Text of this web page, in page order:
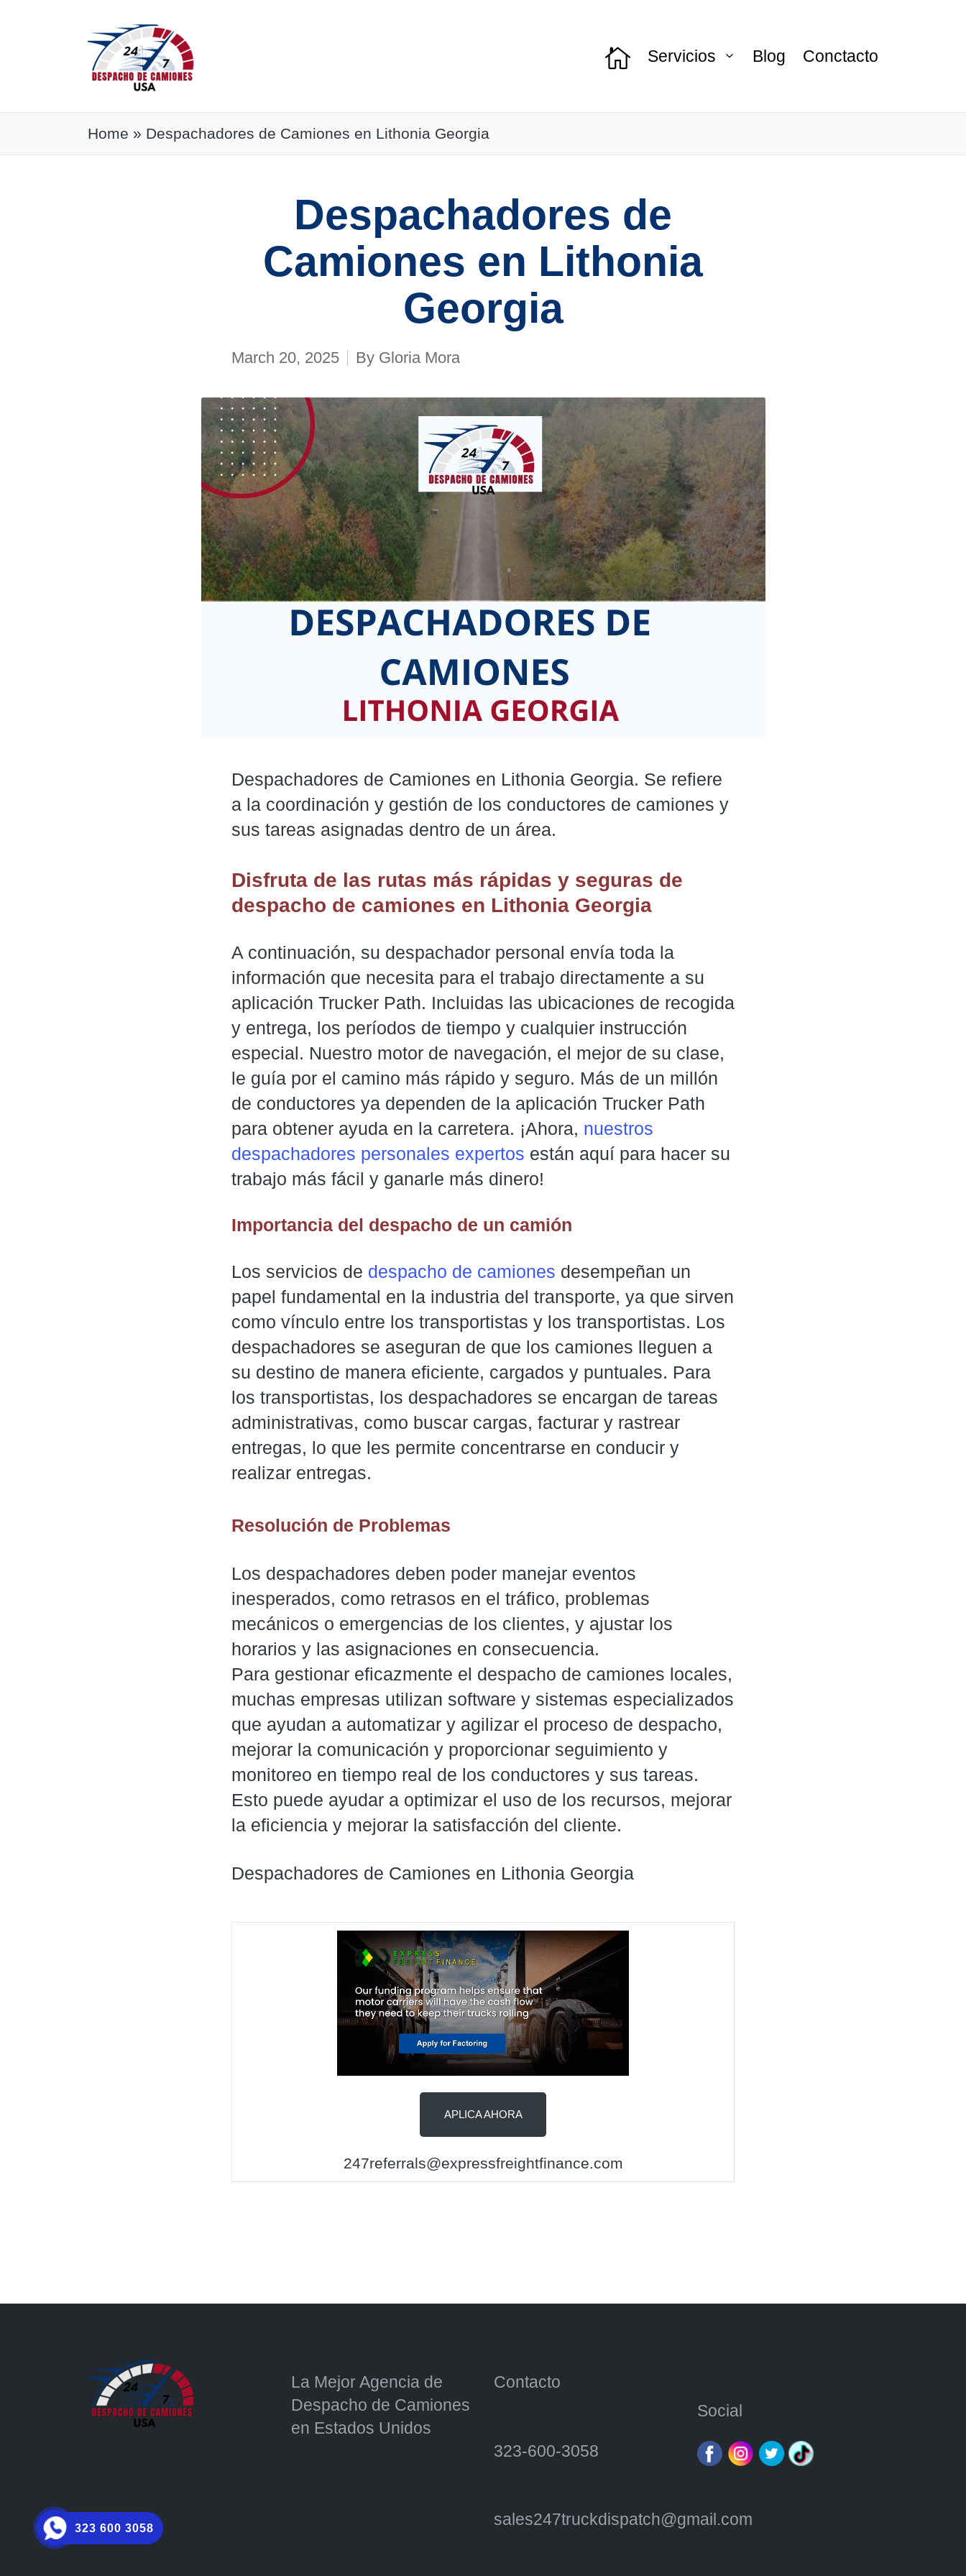
Servicios Blog Conctacto
Home » Despachadores de Camiones en Lithonia Georgia
Despachadores de
Camiones en Lithonia
Georgia
March 20, 2025
Posted
By Gloria Mora
Despachadores de Camiones en Lithonia Georgia. Se refiere
a la coordinación y gestión de los conductores de camiones y
sus tareas asignadas dentro de un área.
Disfruta de las rutas más rápidas y seguras de
despacho de camiones en Lithonia Georgia
A continuación, su despachador personal envía toda la
información que necesita para el trabajo directamente a su
aplicación Trucker Path. Incluidas las ubicaciones de recogida
y entrega, los períodos de tiempo y cualquier instrucción
especial. Nuestro motor de navegación, el mejor de su clase,
le guía por el camino más rápido y seguro. Más de un millón
de conductores ya dependen de la aplicación Trucker Path
para obtener ayuda en la carretera. ¡Ahora, nuestros
despachadores personales expertos están aquí para hacer su
trabajo más fácil y ganarle más dinero!
Importancia del despacho de un camión
Los servicios de despacho de camiones desempeñan un
papel fundamental en la industria del transporte, ya que sirven
como vínculo entre los transportistas y los transportistas. Los
despachadores se aseguran de que los camiones lleguen a
su destino de manera eficiente, cargados y puntuales. Para
los transportistas, los despachadores se encargan de tareas
administrativas, como buscar cargas, facturar y rastrear
entregas, lo que les permite concentrarse en conducir y
realizar entregas.
Resolución de Problemas
Los despachadores deben poder manejar eventos
inesperados, como retrasos en el tráfico, problemas
mecánicos o emergencias de los clientes, y ajustar los
horarios y las asignaciones en consecuencia.
Para gestionar eficazmente el despacho de camiones locales,
muchas empresas utilizan software y sistemas especializados
que ayudan a automatizar y agilizar el proceso de despacho,
mejorar la comunicación y proporcionar seguimiento y
monitoreo en tiempo real de los conductores y sus tareas.
Esto puede ayudar a optimizar el uso de los recursos, mejorar
la eficiencia y mejorar la satisfacción del cliente.
Despachadores de Camiones en Lithonia Georgia
APLICA AHORA
247referrals@expressfreightfinance.com
La Mejor Agencia de
Despacho de Camiones
en Estados Unidos
Contacto
323-600-3058
sales247truckdispatch@gmail.com
Social
323 600 3058